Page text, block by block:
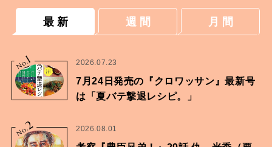
最 新 週 間 月 間
No.
1 2026.07.23
7月24日発売の『クロワッサン』最新号
は「夏バテ撃退レシピ。」
No.2 2026.08.01